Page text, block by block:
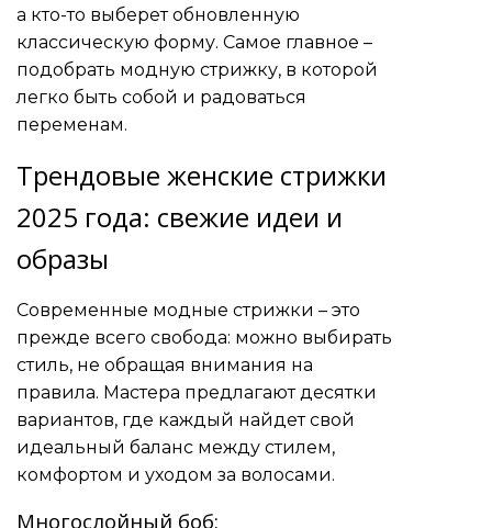
а кто-то выберет обновленную
классическую форму. Самое главное –
подобрать модную стрижку, в которой
легко быть собой и радоваться
переменам.
Трендовые женские стрижки
2025 года: свежие идеи и
образы
Современные модные стрижки – это
прежде всего свобода: можно выбирать
стиль, не обращая внимания на
правила. Мастера предлагают десятки
вариантов, где каждый найдет свой
идеальный баланс между стилем,
комфортом и уходом за волосами.
Многослойный боб: